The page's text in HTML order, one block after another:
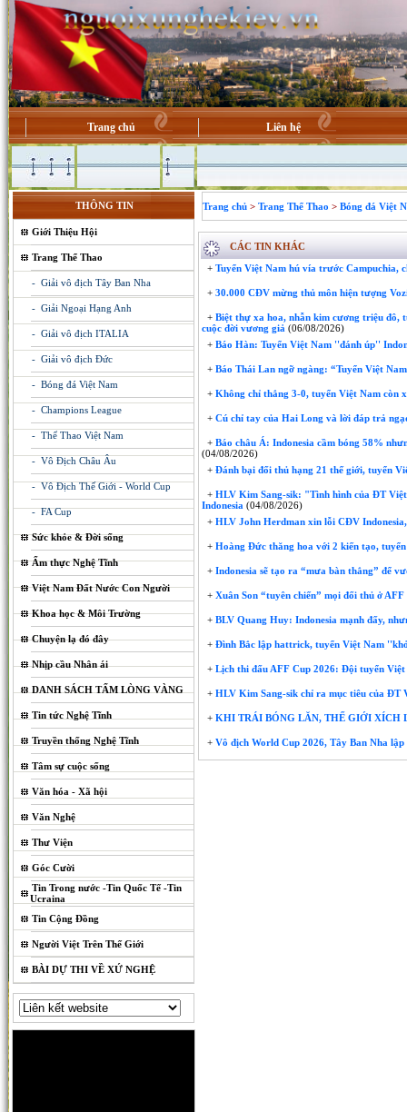
Trang chủ Liên hệ
THÔNG TIN
Giới Thiệu Hội
Trang Thể Thao
- Giải vô địch Tây Ban Nha
- Giải Ngoại Hạng Anh
- Giải vô địch ITALIA
- Giải vô địch Đức
- Bóng đá Việt Nam
- Champions League
- Thể Thao Việt Nam
- Vô Địch Châu Âu
- Vô Địch Thế Giới - World Cup
- FA Cup
Sức khỏe & Đời sống
Ẩm thực Nghệ Tĩnh
Việt Nam Đất Nước Con Người
Khoa học & Môi Trường
Chuyện lạ đó đây
Nhịp cầu Nhân ái
DANH SÁCH TẤM LÒNG VÀNG
Tin tức Nghệ Tĩnh
Truyền thống Nghệ Tĩnh
Tâm sự cuộc sống
Văn hóa - Xã hội
Văn Nghệ
Thư Viện
Góc Cười
Tin Trong nước -Tin Quốc Tế -Tin
Ucraina
Tin Cộng Đồng
Người Việt Trên Thế Giới
BÀI DỰ THI VỀ XỨ NGHỆ
Trang chủ > Trang Thể Thao > Bóng đá Việt
CÁC TIN KHÁC
+ Tuyển Việt Nam hú vía trước Campuchia,
+ 30.000 CĐV mừng thủ môn hiện tượng
+ Biệt thự xa hoa, nhẫn kim cương triệu đô,
cuộc đời vương giả (06/08/2026)
+ Báo Hàn: Tuyển Việt Nam ''đánh úp''
+ Báo Thái Lan ngỡ ngàng: “Tuyển Việt
+ Không chỉ thắng 3-0, tuyển Việt Nam còn
+ Cú chỉ tay của Hai Long và lời đáp trả
+ Báo châu Á: Indonesia cầm bóng 58%
(04/08/2026)
+ Đánh bại đối thủ hạng 21 thế giới, tuyển
+ HLV Kim Sang-sik: "Tình hình của ĐT
Indonesia (04/08/2026)
+ HLV John Herdman xin lỗi CĐV
+ Hoàng Đức thăng hoa với 2 kiến tạo,
+ Indonesia sẽ tạo ra “mưa bàn thắng” để
+ Xuân Son “tuyên chiến” mọi đối thủ ở
+ BLV Quang Huy: Indonesia mạnh đấy,
+ Đình Bắc lập hattrick, tuyển Việt Nam
+ Lịch thi đấu AFF Cup 2026: Đội tuyển
+ HLV Kim Sang-sik chỉ ra mục tiêu của ĐT
+ KHI TRÁI BÓNG LĂN, THẾ GIỚI XÍCH
+ Vô địch World Cup 2026, Tây Ban Nha